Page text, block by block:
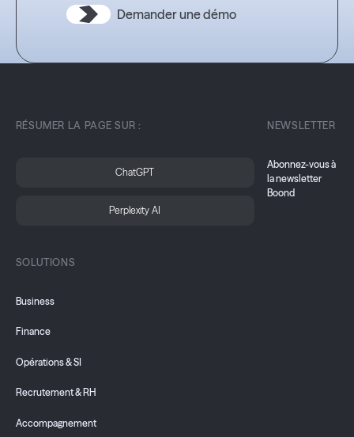
Demander une démo
RÉSUMER LA PAGE SUR :
ChatGPT
Perplexity AI
SOLUTIONS
Business
Finance
Opérations & SI
Recrutement & RH
Accompagnement
NEWSLETTER
Abonnez-vous à
la newsletter
Boond